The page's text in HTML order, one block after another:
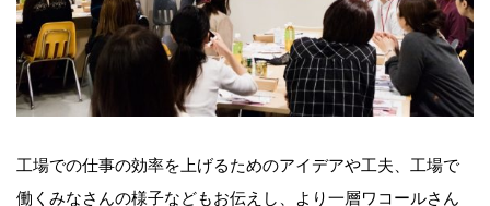
工場での仕事の効率を上げるためのアイデアや工夫、工場で
働くみなさんの様子などもお伝えし、より一層ワコールさん